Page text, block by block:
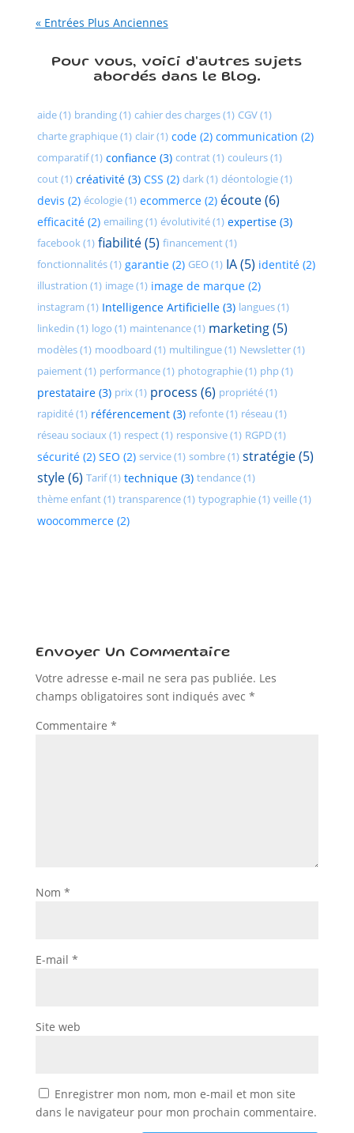
« Entrées Plus Anciennes
Pour vous, voici d'autres sujets
abordés dans le Blog.
aide (1) branding (1) cahier des charges (1) CGV (1)
charte graphique (1) clair (1) code (2) communication (2)
comparatif (1) confiance (3) contrat (1) couleurs (1)
cout (1) créativité (3) CSS (2) dark (1) déontologie (1)
devis (2) écologie (1) ecommerce (2) écoute (6)
efficacité (2) emailing (1) évolutivité (1) expertise (3)
facebook (1) fiabilité (5) financement (1)
fonctionnalités (1) garantie (2) GEO (1) IA (5) identité (2)
illustration (1) image (1) image de marque (2)
instagram (1) Intelligence Artificielle (3) langues (1)
linkedin (1) logo (1) maintenance (1) marketing (5)
modèles (1) moodboard (1) multilingue (1) Newsletter (1)
paiement (1) performance (1) photographie (1) php (1)
prestataire (3) prix (1) process (6) propriété (1)
rapidité (1) référencement (3) refonte (1) réseau (1)
réseau sociaux (1) respect (1) responsive (1) RGPD (1)
sécurité (2) SEO (2) service (1) sombre (1) stratégie (5)
style (6) Tarif (1) technique (3) tendance (1)
thème enfant (1) transparence (1) typographie (1) veille (1)
woocommerce (2)
Envoyer Un Commentaire
Votre adresse e-mail ne sera pas publiée. Les
champs obligatoires sont indiqués avec *
Commentaire *
Nom *
E-mail *
Site web
Enregistrer mon nom, mon e-mail et mon site
dans le navigateur pour mon prochain commentaire.